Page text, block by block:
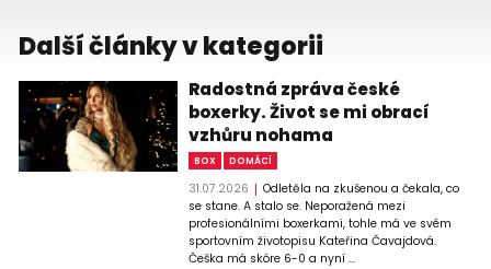
Další články v kategorii
Radostná zpráva české
boxerky. Život se mi obrací
vzhůru nohama
BOX DOMÁCÍ
31.07.2026
Odletěla na zkušenou a čekala, co
se stane. A stalo se. Neporažená mezi
profesionálními boxerkami, tohle má ve svém
sportovním životopisu Kateřina Čavajdová.
Češka má skóre 6-0 a nyní ...